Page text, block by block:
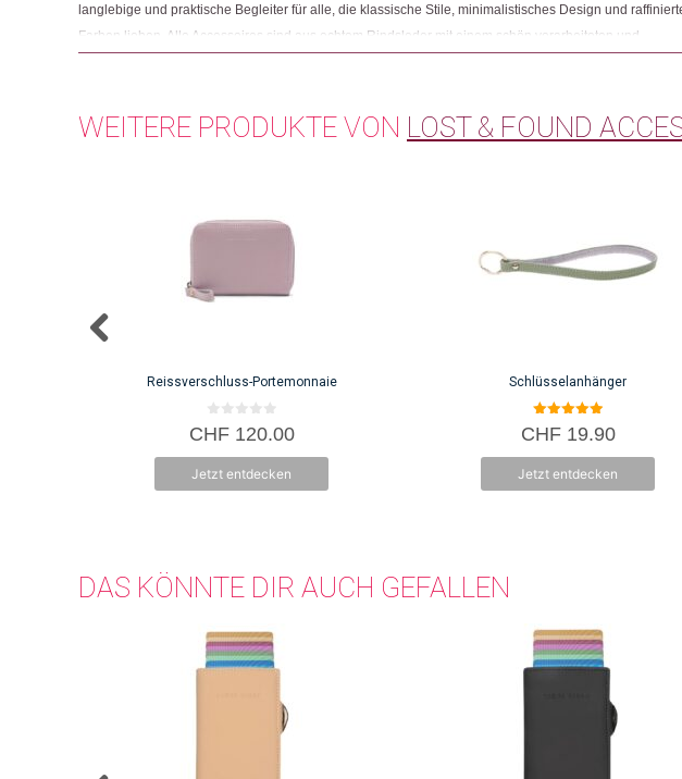
langlebige und praktische Begleiter für alle, die klassische Stile, minimalistisches Design und
Farben lieben. Alle Accessoires sind aus echtem Rindsleder mit einem schön verarbeiteten und
Zertifizierung steht für hohe Umweltstandards in der Lederproduktion und Transparenz innerhalb der
Lieferkette.
WEITERE PRODUKTE VON LOST & FOUND
Reissverschluss-Portemonnaie
0
v
5
CHF120.00
Jetzt entdecken
Schlüsselanhänger
5.00
von 5
CHF19.90
Jetzt entdecken
DAS KÖNNTE DIR AUCH GEFALLEN